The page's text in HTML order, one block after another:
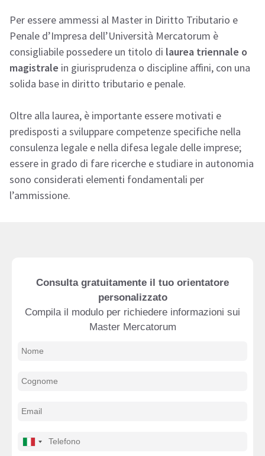
Per essere ammessi al Master in Diritto Tributario e
Penale d’Impresa dell’Università Mercatorum è
consigliabile possedere un titolo di laurea triennale o
magistrale in giurisprudenza o discipline affini, con una
solida base in diritto tributario e penale.
Oltre alla laurea, è importante essere motivati e
predisposti a sviluppare competenze specifiche nella
consulenza legale e nella difesa legale delle imprese;
essere in grado di fare ricerche e studiare in autonomia
sono considerati elementi fondamentali per
l’ammissione.
Consulta gratuitamente il tuo orientatore
personalizzato
Compila il modulo per richiedere informazioni sui
Master Mercatorum